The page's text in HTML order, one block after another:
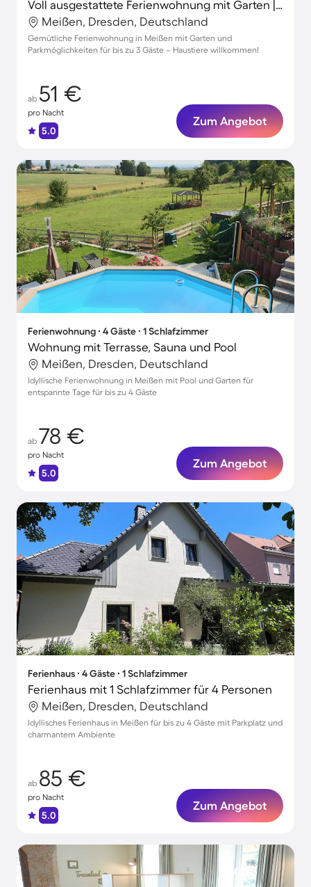
Voll ausgestattete Ferienwohnung mit Garten | Hunde erlaubt
Meißen, Dresden, Deutschland
Gemütliche Ferienwohnung in Meißen mit Garten und
Parkmöglichkeiten für bis zu 3 Gäste – Haustiere willkommen!
ab 51 €
pro Nacht
5.0
Zum Angebot
Ferienwohnung ∙ 4 Gäste ∙ 1 Schlafzimmer
Wohnung mit Terrasse, Sauna und Pool
Meißen, Dresden, Deutschland
Idyllische Ferienwohnung in Meißen mit Pool und Garten für
entspannte Tage für bis zu 4 Gäste
ab 78 €
pro Nacht
5.0
Zum Angebot
Ferienhaus ∙ 4 Gäste ∙ 1 Schlafzimmer
Ferienhaus mit 1 Schlafzimmer für 4 Personen
Meißen, Dresden, Deutschland
Idyllisches Ferienhaus in Meißen für bis zu 4 Gäste mit Parkplatz und
charmantem Ambiente
ab 85 €
pro Nacht
5.0
Zum Angebot